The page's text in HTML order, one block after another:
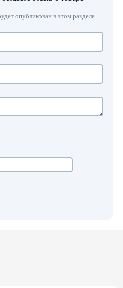
опубликован в этом разделе.